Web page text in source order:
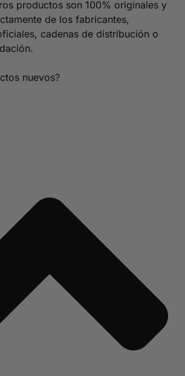
productos son 100% originales y
de los fabricantes,
cadenas de distribución o
nuevos?